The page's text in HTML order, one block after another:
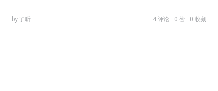
by 了听 4 评论 0 赞 0 收藏